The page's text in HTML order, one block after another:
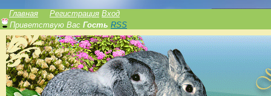
Главная
Регистрация Вход
Приветствую Вас Гость RSS